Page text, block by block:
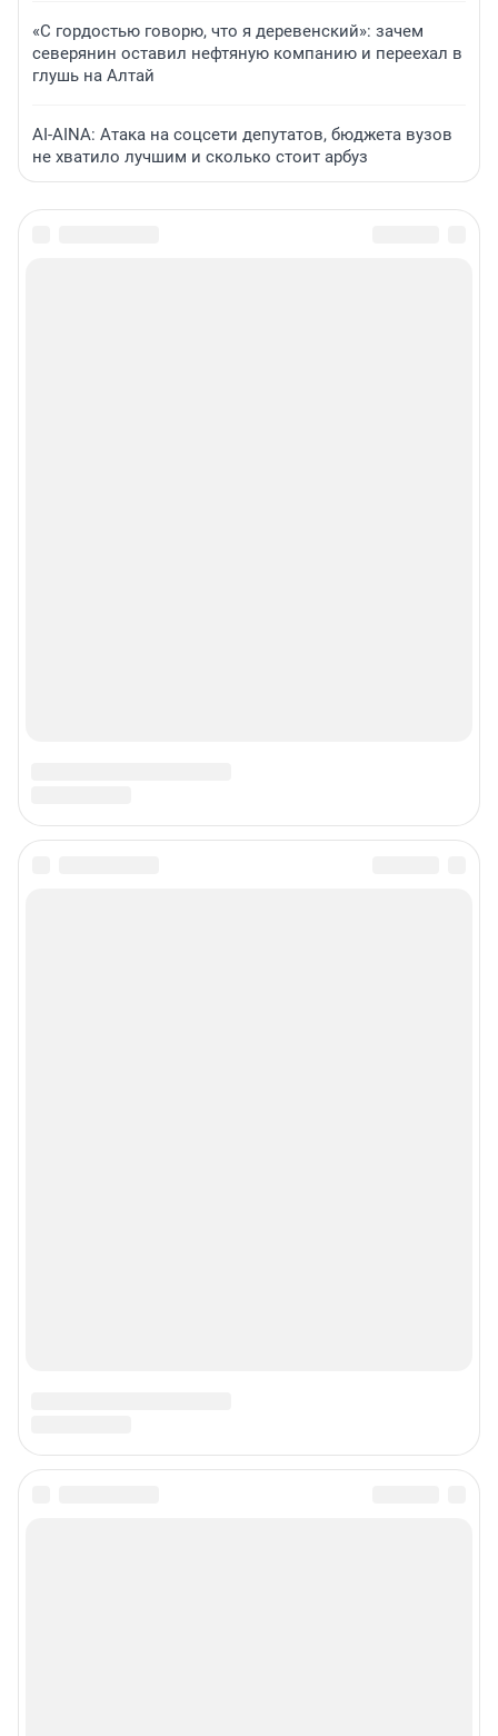
«С гордостью говорю, что я деревенский»: зачем
северянин оставил нефтяную компанию и переехал в
глушь на Алтай
AI-AINA: Атака на соцсети депутатов, бюджета вузов
не хватило лучшим и сколько стоит арбуз